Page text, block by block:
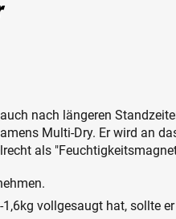
nach längeren
Multi-Dry. Er wird an
als
vollgesaugt hat, sollte